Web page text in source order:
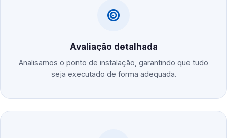
Avaliação detalhada
Analisamos o ponto de instalação, garantindo que tudo
seja executado de forma adequada.